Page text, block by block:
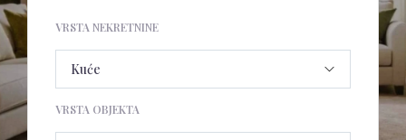
VRSTA NEKRETNINE
VRSTA OBJEKTA